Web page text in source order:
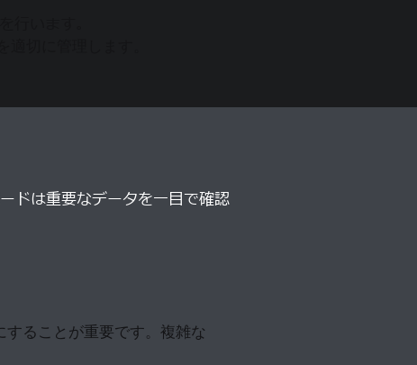
ドは重要なデータを一目で確認
ることが重要です。複雑な